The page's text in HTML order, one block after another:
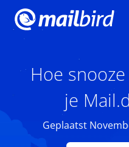
Hoe
je
Geplaatst